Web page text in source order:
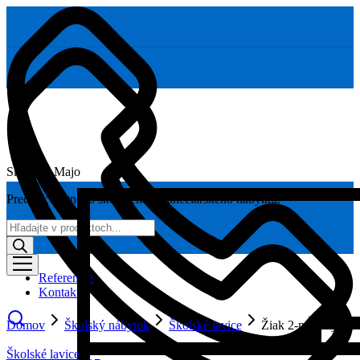
Skoláčik Majo
Predaj kvalitného školského a kancelárskeho nábytku.
Products
search
Referencie
Kontakt
Domov Školský nábytok Školské lavice Žiak 2-miestny
Školské lavice